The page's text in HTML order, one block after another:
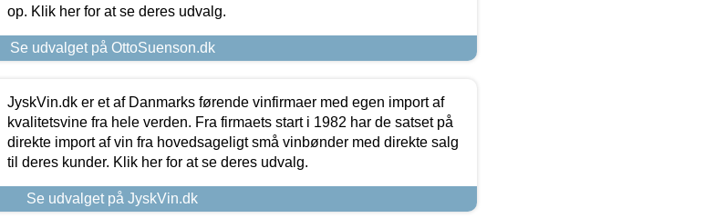
op. Klik her for at se deres udvalg.
Se udvalget på OttoSuenson.dk
JyskVin.dk er et af Danmarks førende vinfirmaer med egen import af
kvalitetsvine fra hele verden. Fra firmaets start i 1982 har de satset på
direkte import af vin fra hovedsageligt små vinbønder med direkte salg
til deres kunder. Klik her for at se deres udvalg.
Se udvalget på JyskVin.dk